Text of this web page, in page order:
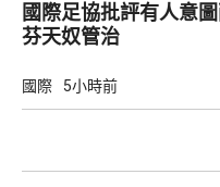
國際足協批評有人意
芬天奴管治
國際 5小時前